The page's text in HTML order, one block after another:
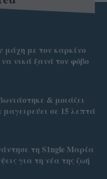
μάχη με τον καρκίνο
νικά ξανά τον φόβο
& μοιάζει
σε 15 λεπτά
τη S1ngle Μαρία
για τη νέα της ζωή